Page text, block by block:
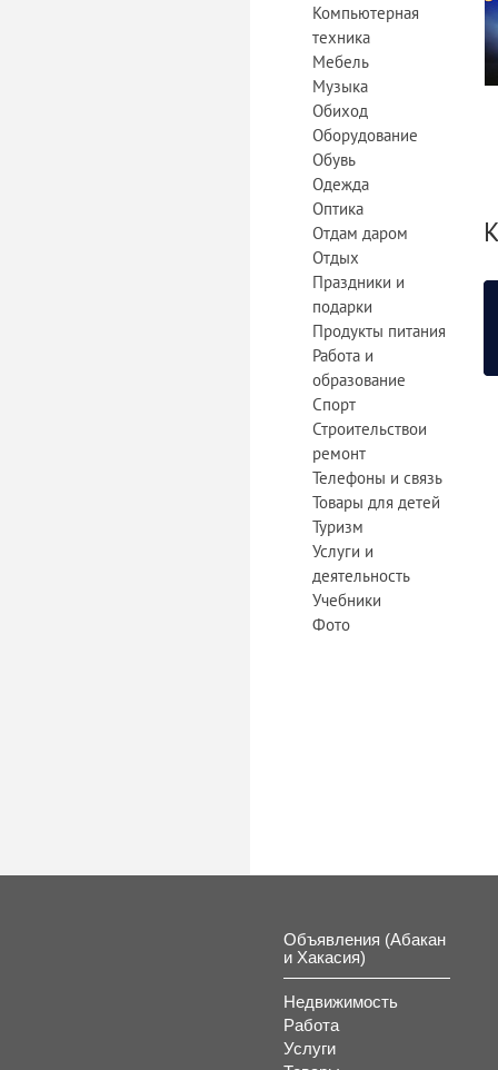
Компьютерная
техника
Мебель
Музыка
Обиход
Оборудование
Обувь
Одежда
Оптика
Отдам даром
Отдых
Праздники и
подарки
Продукты питания
Работа и
образование
Спорт
Строительствои
ремонт
Телефоны и связь
Товары для детей
Туризм
Услуги и
деятельность
Учебники
Фото
Объявления (Абакан
и Хакасия)
Недвижимость
Работа
Услуги